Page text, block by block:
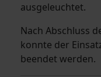
ausgeleuchtet.
Nach Abschluss
konnte der
beendet werden.